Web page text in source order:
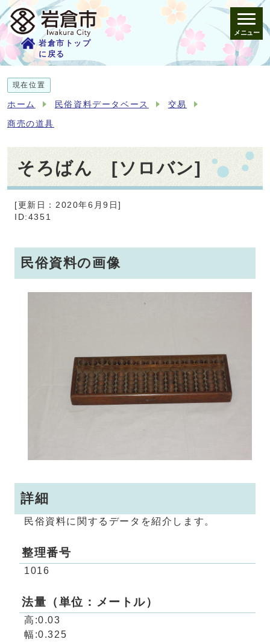
岩倉市トップ
に戻る
メニュー
現在位置
ホーム 民俗資料データベース 交易
商売の道具
そろばん [ソロバン]
[更新日：2020年6月9日]
ID:4351
民俗資料の画像
詳細
民俗資料に関するデータを紹介します。
整理番号
1016
法量（単位：メートル）
高:0.03
幅:0.325